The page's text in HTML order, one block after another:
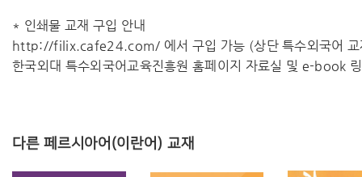
* 인쇄물 교재 구입 안내
http://filix.cafe24.com/ 에서 구입 가능 (상단 특수외국어 교
한국외대 특수외국어교육진흥원 홈페이지 자료실 및 e-book
다른 페르시아어(이란어) 교재